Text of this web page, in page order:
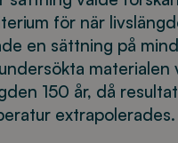
för när
en sättning på
materialen
150 år, då
extrapolerades.